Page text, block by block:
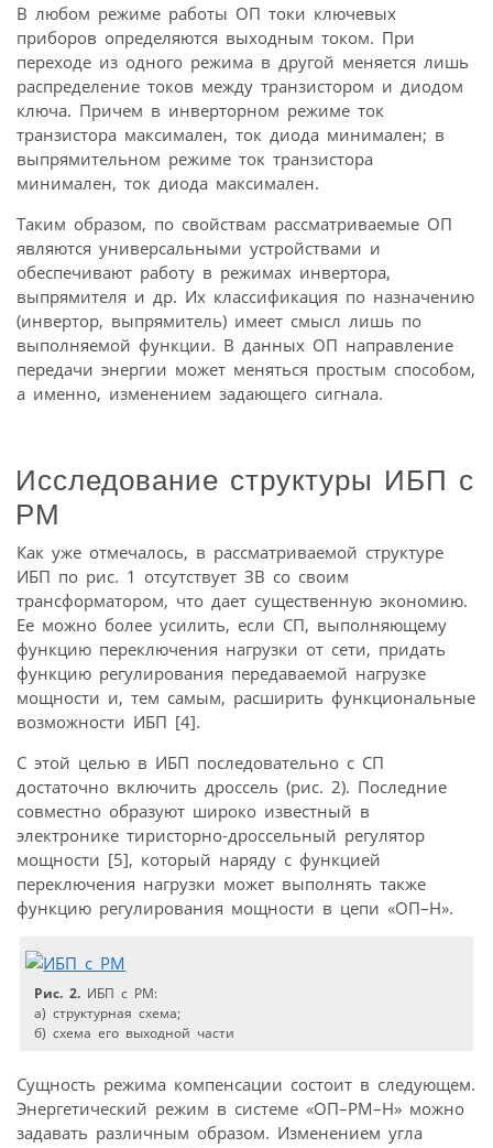
В любом режиме работы ОП токи ключевых
приборов определяются выходным током. При
переходе из одного режима в другой меняется лишь
распределение токов между транзистором и диодом
ключа. Причем в инверторном режиме ток
транзистора максимален, ток диода минимален; в
выпрямительном режиме ток транзистора
минимален, ток диода максимален.
Таким образом, по свойствам рассматриваемые ОП
являются универсальными устройствами и
обеспечивают работу в режимах инвертора,
выпрямителя и др. Их классификация по назначению
(инвертор, выпрямитель) имеет смысл лишь по
выполняемой функции. В данных ОП направление
передачи энергии может меняться простым способом,
а именно, изменением задающего сигнала.
Исследование структуры ИБП с
РМ
Как уже отмечалось, в рассматриваемой структуре
ИБП по рис. 1 отсутствует ЗВ со своим
трансформатором, что дает существенную экономию.
Ее можно более усилить, если СП, выполняющему
функцию переключения нагрузки от сети, придать
функцию регулирования передаваемой нагрузке
мощности и, тем самым, расширить функциональные
возможности ИБП [4].
С этой целью в ИБП последовательно с СП
достаточно включить дроссель (рис. 2). Последние
совместно образуют широко известный в
электронике тиристорно-дроссельный регулятор
мощности [5], который наряду с функцией
переключения нагрузки может выполнять также
функцию регулирования мощности в цепи «ОП–Н».
Рис. 2. ИБП с РМ:
а) структурная схема;
б) схема его выходной части
Сущность режима компенсации состоит в следующем.
Энергетический режим в системе «ОП–РМ–Н» можно
задавать различным образом. Изменением угла